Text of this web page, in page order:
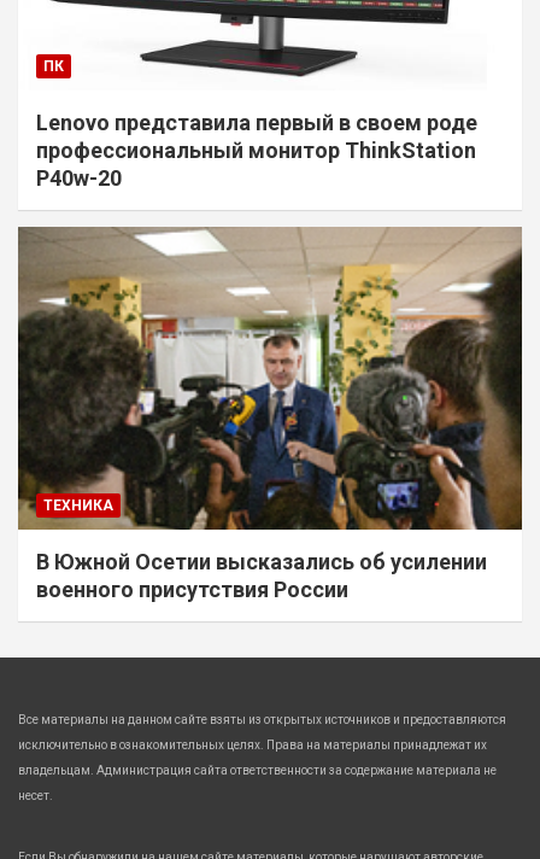
ПК
Lenovo представила первый в своем роде
профессиональный монитор ThinkStation
P40w-20
ТЕХНИКА
В Южной Осетии высказались об усилении
военного присутствия России
Все материалы на данном сайте взяты из открытых источников и предоставляются
исключительно в ознакомительных целях. Права на материалы принадлежат их
владельцам. Администрация сайта ответственности за содержание материала не
несет.